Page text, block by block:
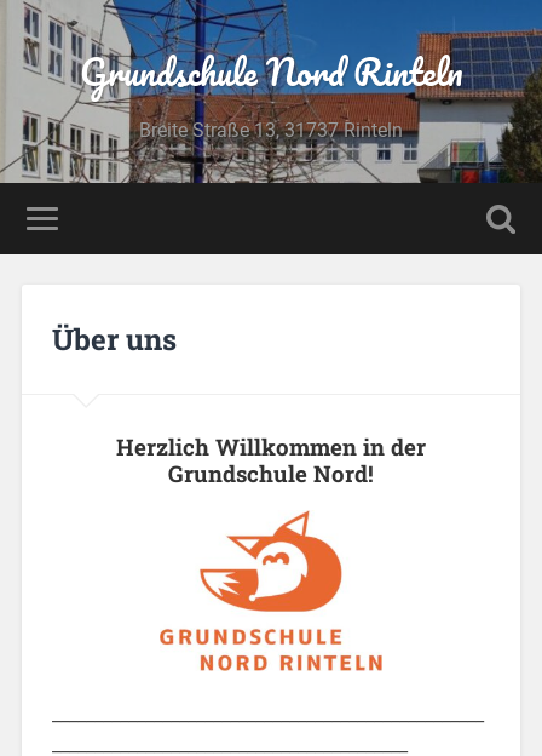
Grundschule Nord Rinteln
Breite Straße 13, 31737 Rinteln
Über uns
Herzlich Willkommen in der
Grundschule Nord!